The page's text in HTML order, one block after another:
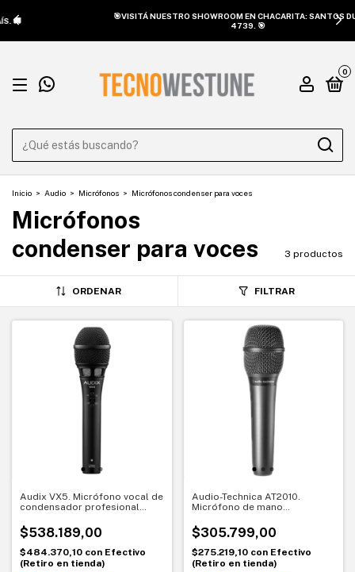
🎯VISITÁ NUESTRO SHOWROOM EN CHACARITA: SANTOS DUMONT
0
Inicio > Audio > Micrófonos > Micrófonos condenser para voces
Micrófonos
condenser para voces
3 productos
ORDENAR FILTRAR
Audix VX5. Micrófono vocal de
condensador profesional
$538.189,00
$484.370,10 con Efectivo
(Retiro en tienda)
Audio-Technica AT2010.
Micrófono de mano
Sonido de estudio en el
escenario
$305.799,00
$275.219,10 con Efectivo
(Retiro en tienda)